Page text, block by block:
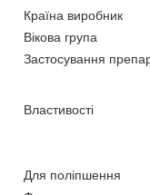
Країна виробник
Вікова група
Застосування
Властивості
Для поліпшення